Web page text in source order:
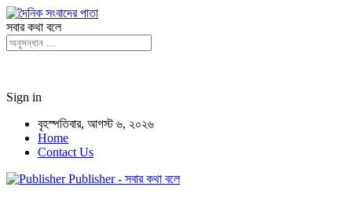
সবার কথা বলে
Sign in
বৃহস্পতিবার, আগস্ট ৬, ২০২৬
Home
Contact Us
Publisher - সবার কথা বলে